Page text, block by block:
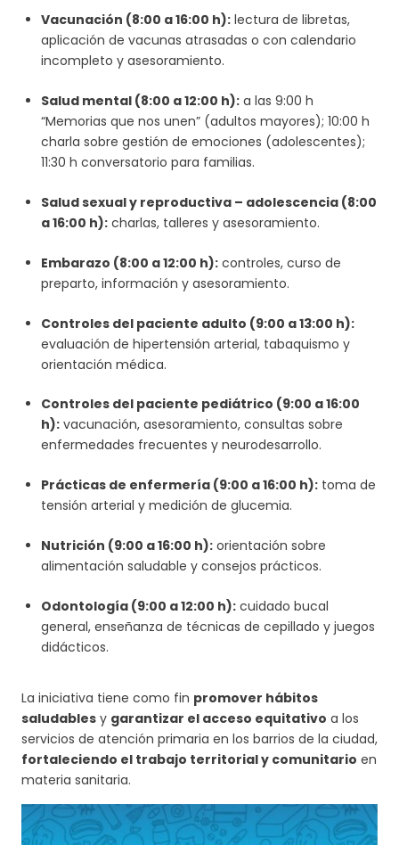
Vacunación (8:00 a 16:00 h): lectura de libretas,
aplicación de vacunas atrasadas o con calendario
incompleto y asesoramiento.
Salud mental (8:00 a 12:00 h): a las 9:00 h
“Memorias que nos unen” (adultos mayores); 10:00 h
charla sobre gestión de emociones (adolescentes);
11:30 h conversatorio para familias.
Salud sexual y reproductiva – adolescencia (8:00
a 16:00 h): charlas, talleres y asesoramiento.
Embarazo (8:00 a 12:00 h): controles, curso de
preparto, información y asesoramiento.
Controles del paciente adulto (9:00 a 13:00 h):
evaluación de hipertensión arterial, tabaquismo y
orientación médica.
Controles del paciente pediátrico (9:00 a 16:00
h): vacunación, asesoramiento, consultas sobre
enfermedades frecuentes y neurodesarrollo.
Prácticas de enfermería (9:00 a 16:00 h): toma de
tensión arterial y medición de glucemia.
Nutrición (9:00 a 16:00 h): orientación sobre
alimentación saludable y consejos prácticos.
Odontología (9:00 a 12:00 h): cuidado bucal
general, enseñanza de técnicas de cepillado y juegos
didácticos.
La iniciativa tiene como fin promover hábitos
saludables y garantizar el acceso equitativo a los
servicios de atención primaria en los barrios de la ciudad,
fortaleciendo el trabajo territorial y comunitario en
materia sanitaria.